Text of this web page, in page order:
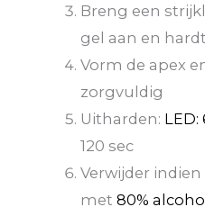
Breng een
gel aan en
Vorm de apex
zorgvuldig
Uitharden: LED:
120 sec
Verwijder
met80%